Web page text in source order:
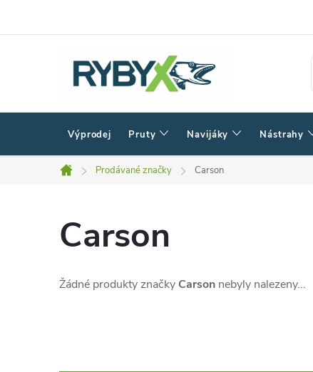
Výprodej Pruty Navijáky Nástrahy
Domů
Prodávané značky Carson
Carson
Žádné produkty značky Carson nebyly nalezeny...